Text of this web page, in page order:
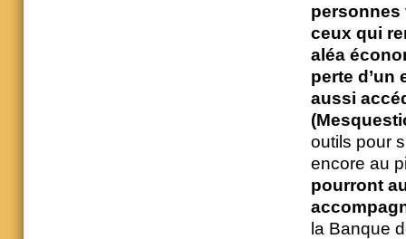
personnes
ceux qui
aléa
perte d’un
aussi
outils pour
encore au
pourront
la Banque